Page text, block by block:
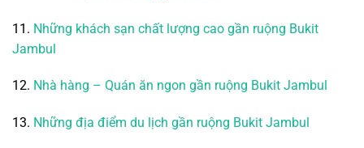
11. Những khách sạn chất lượng cao gần ruộng Bukit
Jambul
12. Nhà hàng – Quán ăn ngon gần ruộng Bukit Jambul
13. Những địa điểm du lịch gần ruộng Bukit Jambul